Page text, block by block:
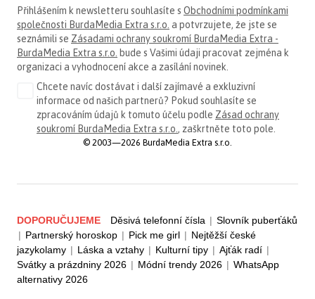
Přihlášením k newsletteru souhlasíte s Obchodními podmínkami
společnosti BurdaMedia Extra s.r.o. a potvrzujete, že jste se
seznámili se Zásadami ochrany soukromí BurdaMedia Extra -
BurdaMedia Extra s.r.o. bude s Vašimi údaji pracovat zejména k
organizaci a vyhodnocení akce a zasílání novinek.
Chcete navíc dostávat i další zajímavé a exkluzivní
informace od našich partnerů? Pokud souhlasíte se
zpracováním údajů k tomuto účelu podle Zásad ochrany
soukromí BurdaMedia Extra s.r.o. , zaškrtněte toto pole.
© 2003—2026 BurdaMedia Extra s.r.o.
DOPORUČUJEME Děsivá telefonní čísla | Slovník puberťáků
| Partnerský horoskop | Pick me girl | Nejtěžší české
jazykolamy | Láska a vztahy | Kulturní tipy | Ajťák radí |
Svátky a prázdniny 2026 | Módní trendy 2026 | WhatsApp
alternativy 2026